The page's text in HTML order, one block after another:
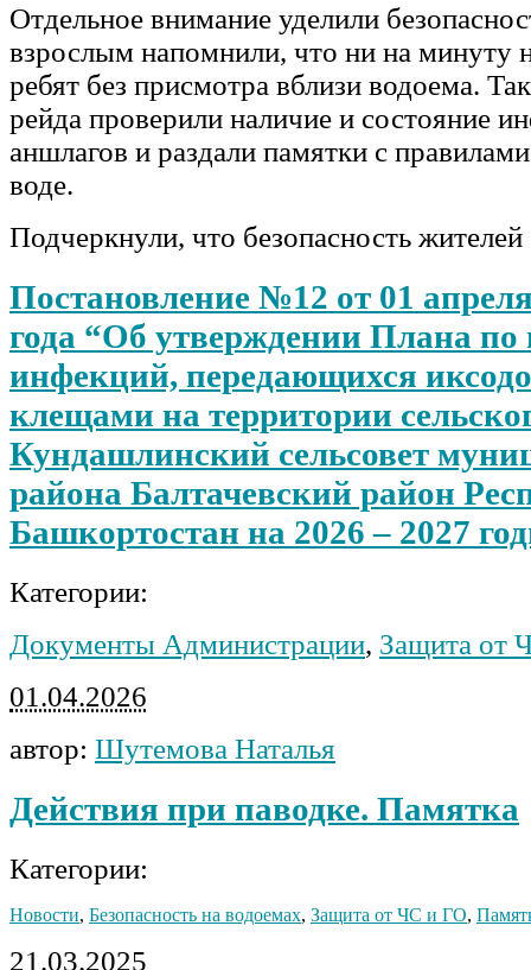
Отдельное внимание уделили
взрослым напомнили, что ни на минуту
ребят без присмотра вблизи водоема.
рейда проверили наличие и состояние
аншлагов и раздали памятки с
воде.
Подчеркнули, что безопасность
Постановление №12 от 01
года “Об утверждении Плана
инфекций, передающихся
клещами на территории
Кундашлинский сельсовет
района Балтачевский район
Башкортостан на 2026 – 2027
Категории:
Документы Администрации, Защита от
01.04.2026
автор: Шутемова Наталья
Действия при паводке. Памятка
Категории:
Новости, Безопасность на водоемах, Защита от ЧС и ГО,
21.03.2025